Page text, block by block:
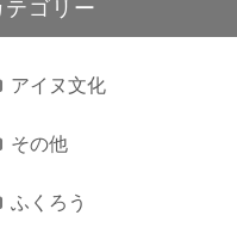
テゴリー
アイヌ文化
その他
ふくろう